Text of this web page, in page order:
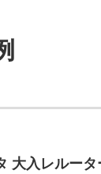
大入レルータ